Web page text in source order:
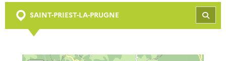
SAINT-PRIEST-LA-PRUGNE